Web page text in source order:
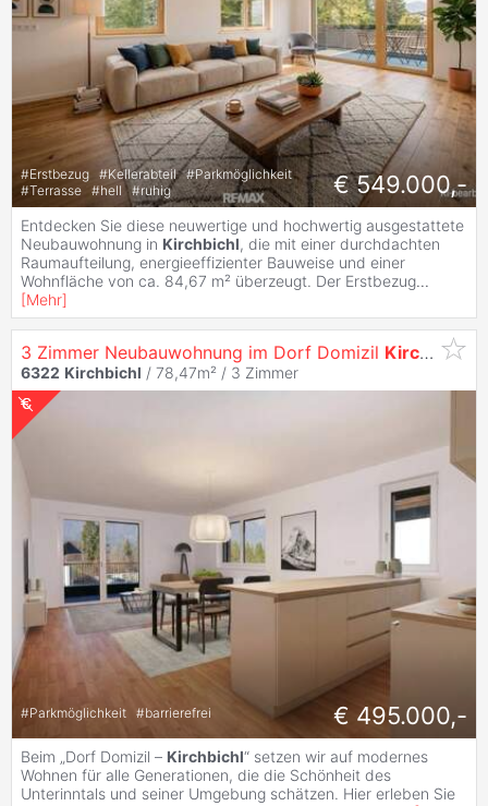
#Erstbezug #Kellerabteil #Parkmöglichkeit
#Terrasse #hell #ruhig € 549.000,-
Entdecken Sie diese neuwertige und hochwertig ausgestattete
Neubauwohnung in Kirchbichl, die mit einer durchdachten
Raumaufteilung, energieeffizienter Bauweise und einer
Wohnfläche von ca. 84,67 m² überzeugt. Der Erstbezug...
[Mehr]
3 Zimmer Neubauwohnung im Dorf Domizil Kirchbichl
6322 Kirchbichl / 78,47m² / 3 Zimmer
#Parkmöglichkeit #barrierefrei € 495.000,-
Beim „Dorf Domizil – Kirchbichl“ setzen wir auf modernes
Wohnen für alle Generationen, die die Schönheit des
Unterinntals und seiner Umgebung schätzen. Hier erleben Sie